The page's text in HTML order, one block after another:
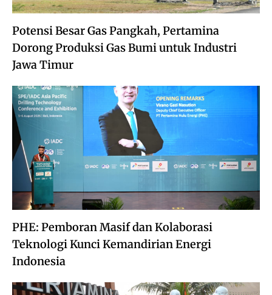
Potensi Besar Gas Pangkah, Pertamina
Dorong Produksi Gas Bumi untuk Industri
Jawa Timur
PHE: Pemboran Masif dan Kolaborasi
Teknologi Kunci Kemandirian Energi
Indonesia